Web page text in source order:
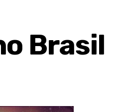
Brasil